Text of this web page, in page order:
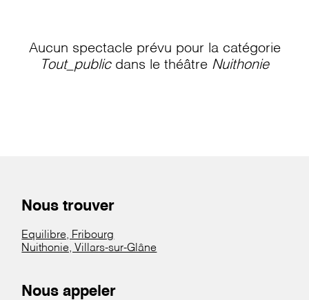
Aucun spectacle prévu pour la catégorie
Tout_publicdans le théâtre Nuithonie
Nous trouver
Equilibre, Fribourg
Nuithonie, Villars-sur-Glâne
Nous appeler